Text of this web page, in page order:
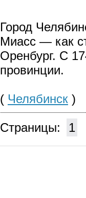
Город
Миасс — как
Оренбург. С
провинции.
( Челябинск )
Страницы: 1